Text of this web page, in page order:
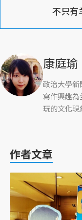
不只有
康庭瑜
政治大學新
寫作興趣
玩的文化現
作者文章